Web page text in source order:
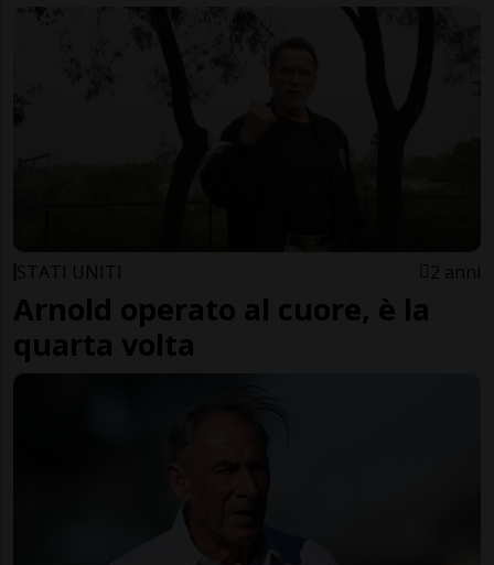
STATI UNITI 2 anni
Arnold operato al cuore, è la
quarta volta